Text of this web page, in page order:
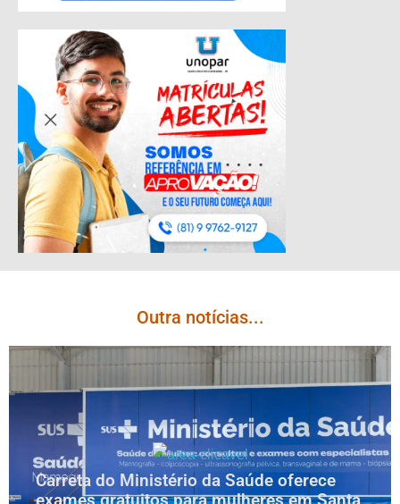
Outra notícias...
Carreta do Ministério da Saúde oferece
exames gratuitos para mulheres em Santa